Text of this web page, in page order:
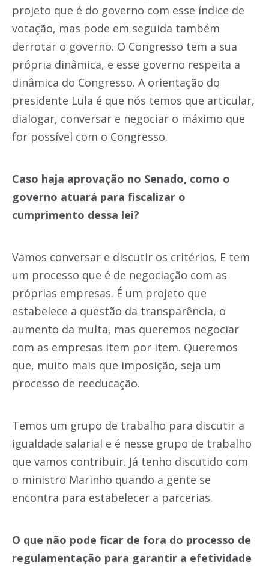
projeto que é do governo com esse índice de
votação, mas pode em seguida também
derrotar o governo. O Congresso tem a sua
própria dinâmica, e esse governo respeita a
dinâmica do Congresso. A orientação do
presidente Lula é que nós temos que articular,
dialogar, conversar e negociar o máximo que
for possível com o Congresso.
Caso haja aprovação no Senado, como o
governo atuará para fiscalizar o
cumprimento dessa lei?
Vamos conversar e discutir os critérios. E tem
um processo que é de negociação com as
próprias empresas. É um projeto que
estabelece a questão da transparência, o
aumento da multa, mas queremos negociar
com as empresas item por item. Queremos
que, muito mais que imposição, seja um
processo de reeducação.
Temos um grupo de trabalho para discutir a
igualdade salarial e é nesse grupo de trabalho
que vamos contribuir. Já tenho discutido com
o ministro Marinho quando a gente se
encontra para estabelecer a parcerias.
O que não pode ficar de fora do processo de
regulamentação para garantir a efetividade